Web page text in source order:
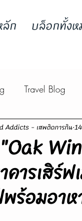
ก บล็อกทั้ง
Travel Blog
คารเสิร์
พร้อมอา
Addicts - เสพติดการกิน